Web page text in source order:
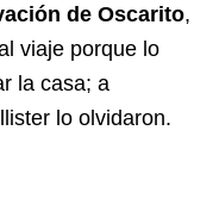
de Oscarito,
viaje porque lo
la casa; a
lo olvidaron.